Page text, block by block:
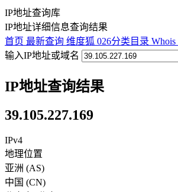
IP地址查询库
IP地址详细信息查询结果
首页 最新查询 维度狐 026分类目录 Whois
输入IP地址或域名
IP地址查询结果
39.105.227.169
IPv4
地理位置
亚洲 (AS)
中国 (CN)